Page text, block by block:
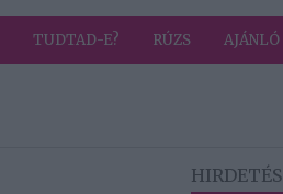
TUDTAD-E? RÚZS AJÁNLÓ
HIRDETÉS